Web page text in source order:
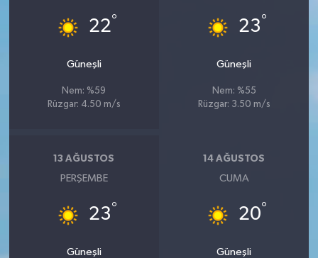
22°
Güneşli
Nem: %59
Rüzgar: 4.50 m/s
23°
Güneşli
Nem: %55
Rüzgar: 3.50 m/s
13 AĞUSTOS
PERŞEMBE
23°
Güneşli
14 AĞUSTOS
CUMA
20°
Güneşli